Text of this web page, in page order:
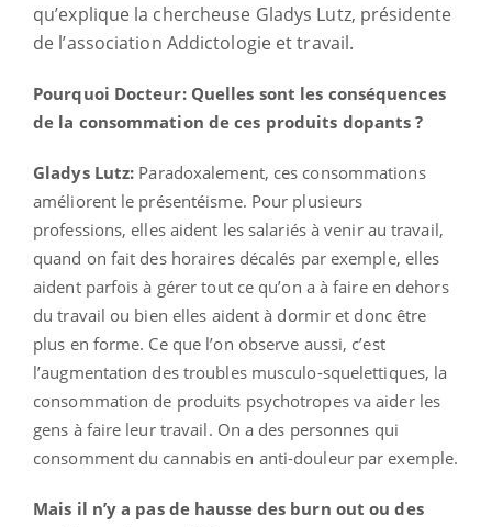
qu’explique la chercheuse Gladys Lutz, présidente
de l’association Addictologie et travail.
Pourquoi Docteur: Quelles sont les conséquences
de la consommation de ces produits dopants ?
Gladys Lutz: Paradoxalement, ces consommations
améliorent le présentéisme. Pour plusieurs
professions, elles aident les salariés à venir au travail,
quand on fait des horaires décalés par exemple, elles
aident parfois à gérer tout ce qu’on a à faire en dehors
du travail ou bien elles aident à dormir et donc être
plus en forme. Ce que l’on observe aussi, c’est
l’augmentation des troubles musculo-squelettiques, la
consommation de produits psychotropes va aider les
gens à faire leur travail. On a des personnes qui
consomment du cannabis en anti-douleur par exemple.
Mais il n’y a pas de hausse des burn out ou des